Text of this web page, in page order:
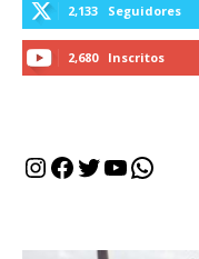
2,133 Seguidores
2,680 Inscritos
Instagram
Facebook
Twitter
Youtube